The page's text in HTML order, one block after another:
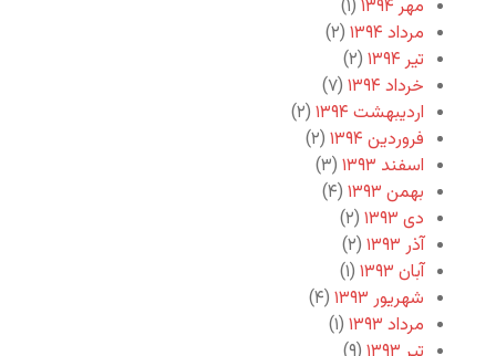
مهر ۱۳۹۴
(۱)
مرداد ۱۳۹۴
(۲)
تیر ۱۳۹۴
(۲)
خرداد ۱۳۹۴
(۷)
اردیبهشت ۱۳۹۴
(۲)
فروردین ۱۳۹۴
(۲)
اسفند ۱۳۹۳
(۳)
بهمن ۱۳۹۳
(۴)
دی ۱۳۹۳
(۲)
آذر ۱۳۹۳
(۲)
آبان ۱۳۹۳
(۱)
شهریور ۱۳۹۳
(۴)
مرداد ۱۳۹۳
(۱)